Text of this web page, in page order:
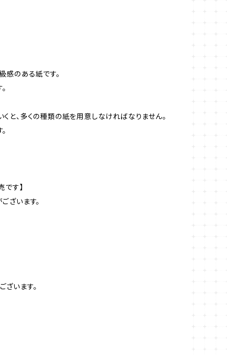
感のある紙です。
と、多くの種類の紙を用意しなければなりません。
す】
ざいます。
います。